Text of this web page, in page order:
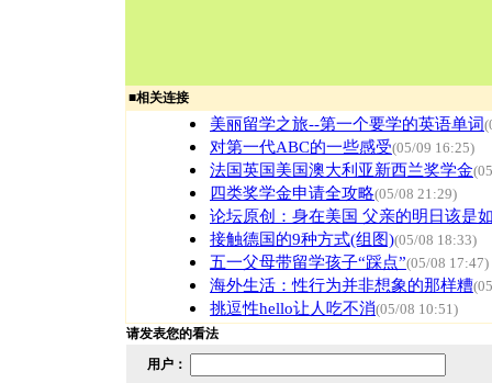
■相关连接
美丽留学之旅--第一个要学的英语单词
对第一代ABC的一些感受(05/09 16:25)
法国英国美国澳大利亚新西兰奖学金
四类奖学金申请全攻略(05/08 21:29)
论坛原创：身在美国 父亲的明日该是
接触德国的9种方式(组图)(05/08 18:33)
五一父母带留学孩子“踩点”(05/08 17:47)
海外生活：性行为并非想象的那样糟
挑逗性hello让人吃不消(05/08 10:51)
请发表您的看法
用户：